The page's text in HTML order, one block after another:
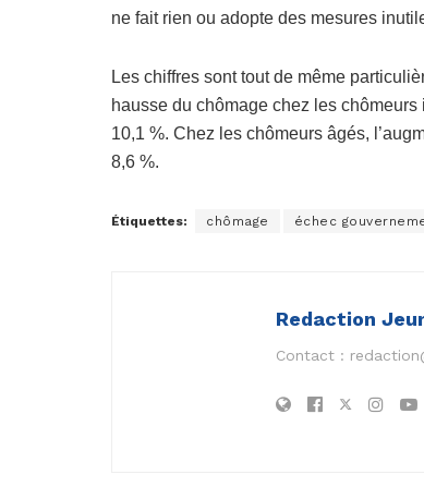
ne fait rien ou adopte des mesures
Les chiffres sont tout de même
hausse du chômage chez les
10,1 %. Chez les chômeurs âgés,
8,6 %.
Étiquettes: chômage échec
Redaction
Contact :